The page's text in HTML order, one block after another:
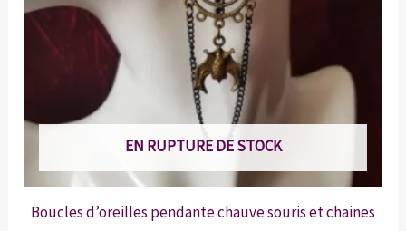
EN RUPTURE DE STOCK
Boucles d’oreilles pendante chauve souris et chaines